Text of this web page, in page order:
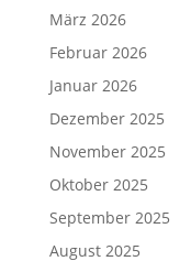
März 2026
Februar 2026
Januar 2026
Dezember 2025
November 2025
Oktober 2025
September 2025
August 2025